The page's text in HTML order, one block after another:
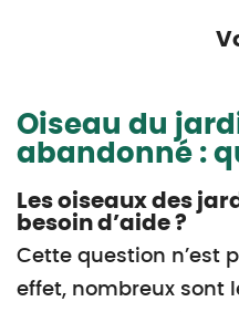
Oiseau du
abandonné :
Les oiseaux des
besoin d’aide ?
Cette question n’est
effet, nombreux sont